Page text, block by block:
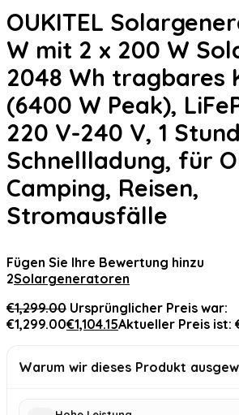
OUKITEL
W mit 2 x 200 W
2048 Wh tragbares
(6400 W Peak),
220 V-240 V, 1
Schnellladung, für
Camping, Reisen,
Stromausfälle
Fügen Sie Ihre Bewertung hinzu
2Solargeneratoren
€1,299.00 Ursprünglicher Preis war:
€1,299.00€1,104.15Aktueller Preis ist:
Warum wir dieses Produkt